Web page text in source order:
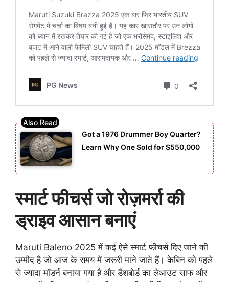
Got a 1976 Drummer Boy Quarter?
Learn Why One Sold for $550,000
स्मार्ट फीचर्स जो रोज़मर्रा की
ड्राइव आसान बनाएं
Maruti Baleno 2025 में कई ऐसे स्मार्ट फीचर्स दिए जाने की
उम्मीद है जो आज के समय में जरूरी माने जाते हैं। केबिन को पहले
से ज्यादा मॉडर्न बनाया गया है और डैशबोर्ड का लेआउट साफ और